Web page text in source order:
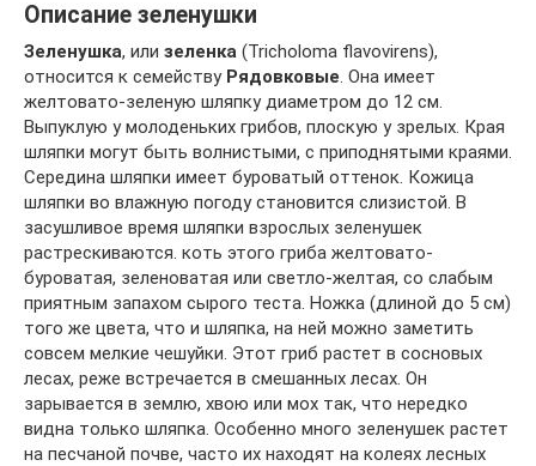
Описание зеленушки
Зеленушка, или зеленка (Tricholoma flavovirens),
относится к семейству Рядовковые. Она имеет
желтовато-зеленую шляпку диаметром до 12 см.
Выпуклую у молоденьких грибов, плоскую у зрелых. Края
шляпки могут быть волнистыми, с приподнятыми краями.
Середина шляпки имеет буроватый оттенок. Кожица
шляпки во влажную погоду становится слизистой. В
засушливое время шляпки взрослых зеленушек
растрескиваются. коть этого гриба желтовато-
буроватая, зеленоватая или светло-желтая, со слабым
приятным запахом сырого теста. Ножка (длиной до 5 см)
того же цвета, что и шляпка, на ней можно заметить
совсем мелкие чешуйки. Этот гриб растет в сосновых
лесах, реже встречается в смешанных лесах. Он
зарывается в землю, хвою или мох так, что нередко
видна только шляпка. Особенно много зеленушек растет
на песчаной почве, часто их находят на колеях лесных